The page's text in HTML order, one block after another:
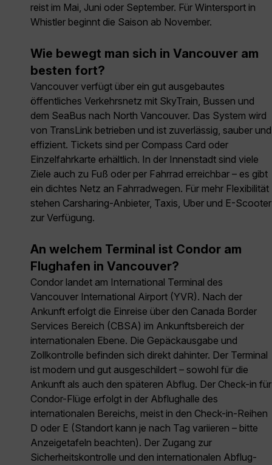
reist im Mai, Juni oder September. Für Wintersport in
Whistler beginnt die Saison ab November.
Wie bewegt man sich in Vancouver am
besten fort?
Vancouver verfügt über ein gut ausgebautes
öffentliches Verkehrsnetz mit SkyTrain, Bussen und
dem SeaBus nach North Vancouver. Das System wird
von TransLink betrieben und ist zuverlässig, sauber und
effizient. Tickets sind per Compass Card oder
Einzelfahrkarte erhältlich. In der Innenstadt sind viele
Ziele auch zu Fuß oder per Fahrrad erreichbar – es gibt
ein dichtes Netz an Fahrradwegen. Für mehr Flexibilität
stehen Carsharing-Anbieter, Taxis, Uber und E-Scooter
zur Verfügung.
An welchem Terminal ist Condor am
Flughafen in Vancouver?
Condor landet am International Terminal des
Vancouver International Airport (YVR). Nach der
Ankunft erfolgt die Einreise über den Canada Border
Services Bereich (CBSA) im Ankunftsbereich der
internationalen Ebene. Die Gepäckausgabe und
Zollkontrolle befinden sich direkt dahinter. Der Terminal
ist modern und gut ausgeschildert – sowohl für die
Ankunft als auch den späteren Abflug. Der Check-in für
Condor-Flüge erfolgt in der Abflughalle des
internationalen Bereichs, meist in den Check-in-Reihen
D oder E (Standort kann je nach Tag variieren – bitte
Anzeigetafeln beachten). Der Zugang zur
Sicherheitskontrolle und den internationalen Abflug-